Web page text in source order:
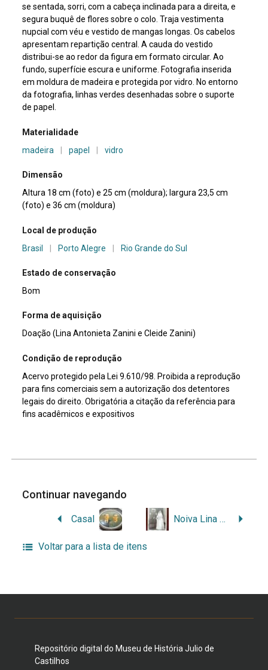
se sentada, sorri, com a cabeça inclinada para a direita, e
segura buquê de flores sobre o colo. Traja vestimenta
nupcial com véu e vestido de mangas longas. Os cabelos
apresentam repartição central. A cauda do vestido
distribui-se ao redor da figura em formato circular. Ao
fundo, superfície escura e uniforme. Fotografia inserida
em moldura de madeira e protegida por vidro. No entorno
da fotografia, linhas verdes desenhadas sobre o suporte
de papel.
Materialidade
madeira
papel vidro
Dimensão
Altura 18 cm (foto) e 25 cm (moldura); largura 23,5 cm
(foto) e 36 cm (moldura)
Local de produção
Brasil
| Porto Alegre | Rio Grande do Sul
Estado de conservação
Bom
Forma de aquisição
Doação (Lina Antonieta Zanini e Cleide Zanini)
Condição de reprodução
Acervo protegido pela Lei 9.610/98. Proibida a reprodução
para fins comerciais sem a autorização dos detentores
legais do direito. Obrigatória a citação da referência para
fins acadêmicos e expositivos
Continuar navegando
Casal Noiva Lina Zanini em pé
Voltar para a lista de itens
Repositório digital do Museu de História Julio de
Castilhos